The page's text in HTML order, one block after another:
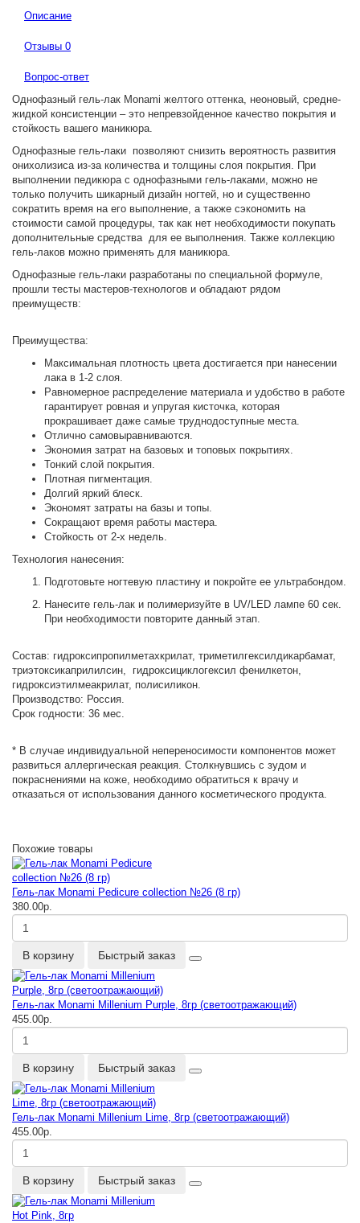
Описание
Отзывы 0
Вопрос-ответ
Однофазный гель-лак Monami желтого оттенка, неоновый, средне-
жидкой консистенции – это непревзойденное качество покрытия и
стойкость вашего маникюра.
Однофазные гель-лаки позволяют снизить вероятность развития
онихолизиса из-за количества и толщины слоя покрытия. При
выполнении педикюра с однофазными гель-лаками, можно не
только получить шикарный дизайн ногтей, но и существенно
сократить время на его выполнение, а также сэкономить на
стоимости самой процедуры, так как нет необходимости покупать
дополнительные средства для ее выполнения. Также коллекцию
гель-лаков можно применять для маникюра.
Однофазные гель-лаки разработаны по специальной формуле,
прошли тесты мастеров-технологов и обладают рядом
преимуществ:
Преимущества:
Максимальная плотность цвета достигается при нанесении
лака в 1-2 слоя.
Равномерное распределение материала и удобство в работе
гарантирует ровная и упругая кисточка, которая
прокрашивает даже самые труднодоступные места.
Отлично самовыравниваются.
Экономия затрат на базовых и топовых покрытиях.
Тонкий слой покрытия.
Плотная пигментация.
Долгий яркий блеск.
Экономят затраты на базы и топы.
Сокращают время работы мастера.
Стойкость от 2-х недель.
Технология нанесения:
Подготовьте ногтевую пластину и покройте ее ультрабондом.
Нанесите гель-лак и полимеризуйте в UV/LED лампе 60 сек.
При необходимости повторите данный этап.
Состав: гидроксипропилметахкрилат, триметилгексилдикарбамат,
триэтоксикаприлилсин, гидроксициклогексил фенилкетон,
гидроксиэтилмеакрилат, полисиликон.
Производство: Россия.
Срок годности: 36 мес.
* В случае индивидуальной непереносимости компонентов может
развиться аллергическая реакция. Столкнувшись с зудом и
покраснениями на коже, необходимо обратиться к врачу и
отказаться от использования данного косметического продукта.
Похожие товары
Гель-лак Monami Pedicure collection №26 (8 гр)
380.00р.
В корзину Быстрый заказ
Гель-лак Monami Millenium Purple, 8гр (светоотражающий)
455.00р.
В корзину Быстрый заказ
Гель-лак Monami Millenium Lime, 8гр (светоотражающий)
455.00р.
В корзину Быстрый заказ